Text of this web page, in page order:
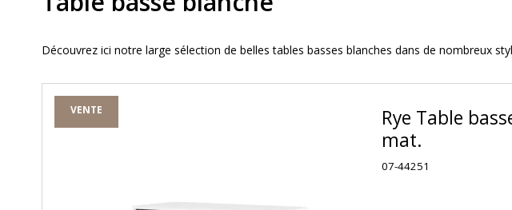
Découvrez ici notre large sélection de belles tables basses blanches dans de nombreux
VENTE
Rye Table
mat.
07-44251